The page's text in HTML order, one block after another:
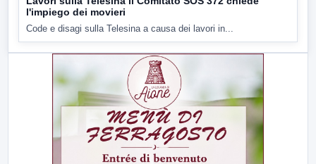
l'impiego dei movieri
Code e disagi sulla Telesina a causa dei lavori in...